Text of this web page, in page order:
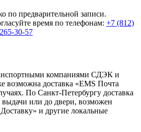
по предварительной записи.
время по телефонам: +7 (812)
30-57
компаниями СДЭК и
возможна доставка «EMS Почта
По Санкт-Петербургу доставка
выдачи или до двери, возможен
и другие локальные